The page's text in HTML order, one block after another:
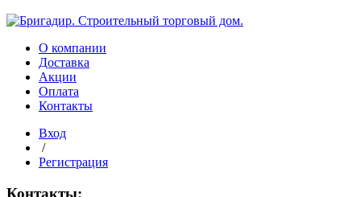
Группа горючести
Группа горючести
на
500/435
L=6м
с
раструбом
SN
рыжая
О компании
Доставка
Акции
Оплата
Контакты
Вход
/
Регистрация
Контакты: